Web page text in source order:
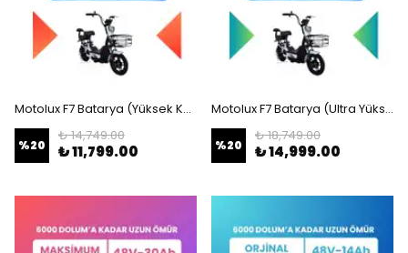
Motolux F7 Batarya (Yüksek Kapasite) LiFePO4 48V 18Ah Elektrikli Motorsiklet Bataryası
%20
₺ 14,749.00
₺ 11,799.00
Motolux F7 Batarya (Ultra Yüksek Kapasite) LiFePO4 48V 24Ah Elektrikli Motorsiklet Bataryası
%20
₺ 18,749.00
₺ 14,999.00